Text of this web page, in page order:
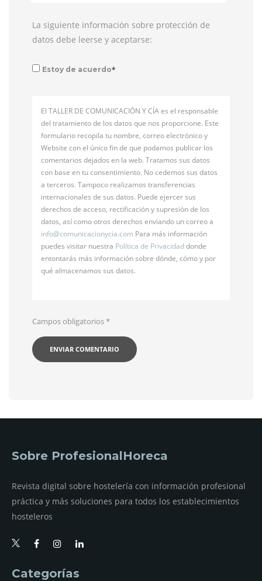
La siguiente información sobre protección de
datos debe leerse y aceptarse:
Estoy de acuerdo*
El TALLER DE COMUNICACIÓN Y CÍA es el responsable
del tratamiento de los datos que nos proporcione. Este
formulario recopila tu nombre, correo electrónico y
Website con el único fin de que podamos publicar los
comentarios dejados en la web. Tratamos sus datos
con base en tu consentimiento. No cedemos sus datos
a terceros. Tampoco realizamos transferencias
internacionales de sus datos. Puede ejercer sus
derechos de acceso, rectificación y supresión de los
datos, así como otros derechos enviando un correo a
info@comunicacionycia.com Para más información
puedes visitar nuestra Política de Privacidaddonde
entontarás más información sobre dónde, cómo y por
qué almacenamos sus datos.
Campos obligatorios*
Sobre ProfesionalHoreca
Revista digital sobre hostelería con información profesional
práctica y más soluciones para todos los establecimientos
hosteleros
Categorías